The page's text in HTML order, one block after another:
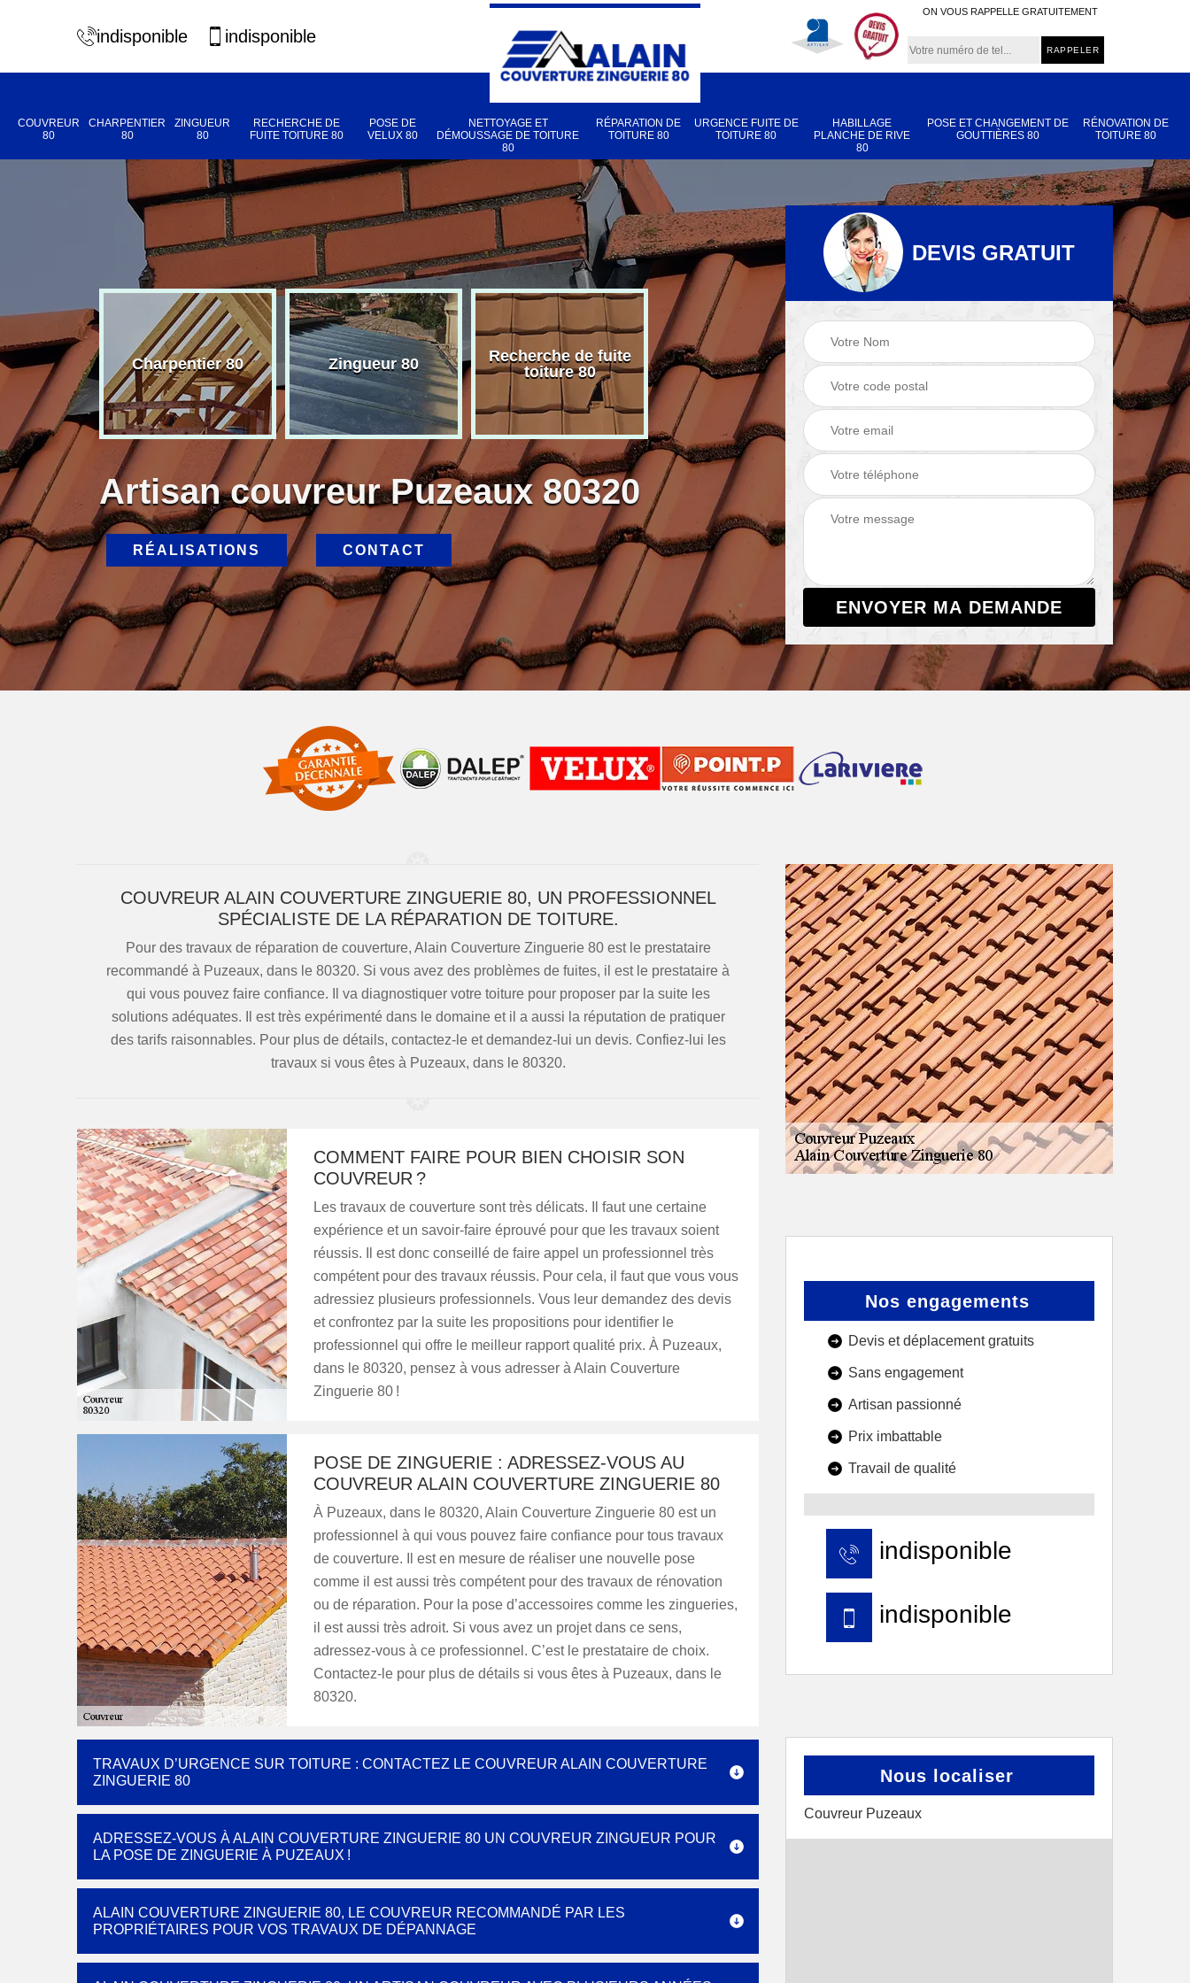
indisponible indisponible
ON VOUS RAPPELLE GRATUITEMENT
COUVREUR
80
CHARPENTIER
80
ZINGUEUR
80
RECHERCHE DE
FUITE TOITURE 80
POSE DE
VELUX 80
NETTOYAGE ET
DÉMOUSSAGE DE TOITURE
80
RÉPARATION DE
TOITURE 80
URGENCE FUITE DE
TOITURE 80
HABILLAGE
PLANCHE DE RIVE
80
POSE ET CHANGEMENT DE
GOUTTIÈRES 80
RÉNOVATION DE
TOITURE 80
80 Charpentier 80 Zingueur 80
Recherche de fuite
toiture 80
Pose de velux 80
Nettoyage et
démoussage de
toiture 80
Réparation de
toiture 80
Artisan couvreur Puzeaux 80320
RÉALISATIONS CONTACT
DEVIS GRATUIT
COUVREUR ALAIN COUVERTURE ZINGUERIE 80, UN PROFESSIONNEL
SPÉCIALISTE DE LA RÉPARATION DE TOITURE.
Pour des travaux de réparation de couverture, Alain Couverture Zinguerie 80 est le prestataire
recommandé à Puzeaux, dans le 80320. Si vous avez des problèmes de fuites, il est le prestataire à
qui vous pouvez faire confiance. Il va diagnostiquer votre toiture pour proposer par la suite les
solutions adéquates. Il est très expérimenté dans le domaine et il a aussi la réputation de pratiquer
des tarifs raisonnables. Pour plus de détails, contactez-le et demandez-lui un devis. Confiez-lui les
travaux si vous êtes à Puzeaux, dans le 80320.
COMMENT FAIRE POUR BIEN CHOISIR SON
COUVREUR ?
Les travaux de couverture sont très délicats. Il faut une certaine
expérience et un savoir-faire éprouvé pour que les travaux soient
réussis. Il est donc conseillé de faire appel un professionnel très
compétent pour des travaux réussis. Pour cela, il faut que vous vous
adressiez plusieurs professionnels. Vous leur demandez des devis
et confrontez par la suite les propositions pour identifier le
professionnel qui offre le meilleur rapport qualité prix. À Puzeaux,
dans le 80320, pensez à vous adresser à Alain Couverture
Zinguerie 80 !
POSE DE ZINGUERIE : ADRESSEZ-VOUS AU
COUVREUR ALAIN COUVERTURE ZINGUERIE 80
À Puzeaux, dans le 80320, Alain Couverture Zinguerie 80 est un
professionnel à qui vous pouvez faire confiance pour tous travaux
de couverture. Il est en mesure de réaliser une nouvelle pose
comme il est aussi très compétent pour des travaux de rénovation
ou de réparation. Pour la pose d’accessoires comme les zingueries,
il est aussi très adroit. Si vous avez un projet dans ce sens,
adressez-vous à ce professionnel. C’est le prestataire de choix.
Contactez-le pour plus de détails si vous êtes à Puzeaux, dans le
80320.
TRAVAUX D’URGENCE SUR TOITURE : CONTACTEZ LE COUVREUR ALAIN COUVERTURE
ZINGUERIE 80
ADRESSEZ-VOUS À ALAIN COUVERTURE ZINGUERIE 80 UN COUVREUR ZINGUEUR POUR
LA POSE DE ZINGUERIE À PUZEAUX !
ALAIN COUVERTURE ZINGUERIE 80, LE COUVREUR RECOMMANDÉ PAR LES
PROPRIÉTAIRES POUR VOS TRAVAUX DE DÉPANNAGE
Nos engagements
Devis et déplacement gratuits
Sans engagement
Artisan passionné
Prix imbattable
Travail de qualité
indisponible
indisponible
Nous localiser
Couvreur Puzeaux